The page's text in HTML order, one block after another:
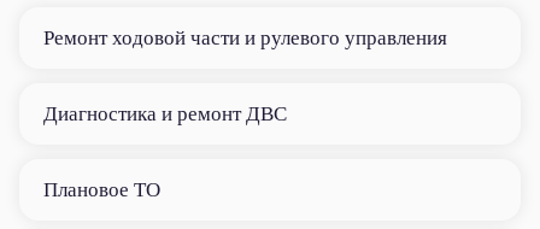
Ремонт ходовой части и рулевого управления
Диагностика и ремонт ДВС
Плановое ТО